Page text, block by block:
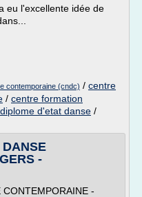
eu l'excellente idée de
contemporaine (cndc) / centre
/ centre formation
d'etat danse /
-
CONTEMPORAINE -